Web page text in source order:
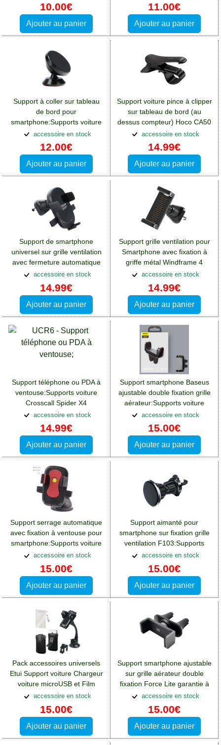
10.00€
Ajouter au panier
11.00€
Ajouter au panier
Support à coller sur tableau
de bord pour
smartphone:Supports voiture
Crosscall Spider X4
accessoire en stock
12.00€
Ajouter au panier
Support voiture pince à clipper
sur tableau de bord (au
dessus compteur) Hoco CA50
accessoire en stock
14.99€
Ajouter au panier
Support de smartphone
universel sur grille ventilation
avec fermeture automatique
Auto Lcok X1
accessoire en stock
14.99€
Ajouter au panier
Support grille ventilation pour
Smartphone avec fixation à
griffe métal Windframe 4
accessoire en stock
14.99€
Ajouter au panier
Support téléphone ou PDA à
ventouse:Supports voiture
Crosscall Spider X4
accessoire en stock
14.99€
Ajouter au panier
Support smartphone Baseus
ajustable double fixation grille
aérateur:Supports voiture
Crosscall Spider X4
accessoire en stock
15.00€
Ajouter au panier
Support serrage automatique
avec fixation à ventouse pour
smartphone:Supports voiture
Crosscall Spider X4
accessoire en stock
15.00€
Ajouter au panier
Support aimanté pour
smartphone sur fixation grille
ventilation F103:Supports
voiture Crosscall Spider X4
accessoire en stock
15.00€
Ajouter au panier
Pack accessoires universels
Etui Support voiture Chargeur
voiture microUSB et Film
écran
accessoire en stock
15.00€
Ajouter au panier
Support smartphone ajustable
sur grille aérateur double
fixation Force Lite garantie à
vie
accessoire en stock
15.00€
Ajouter au panier